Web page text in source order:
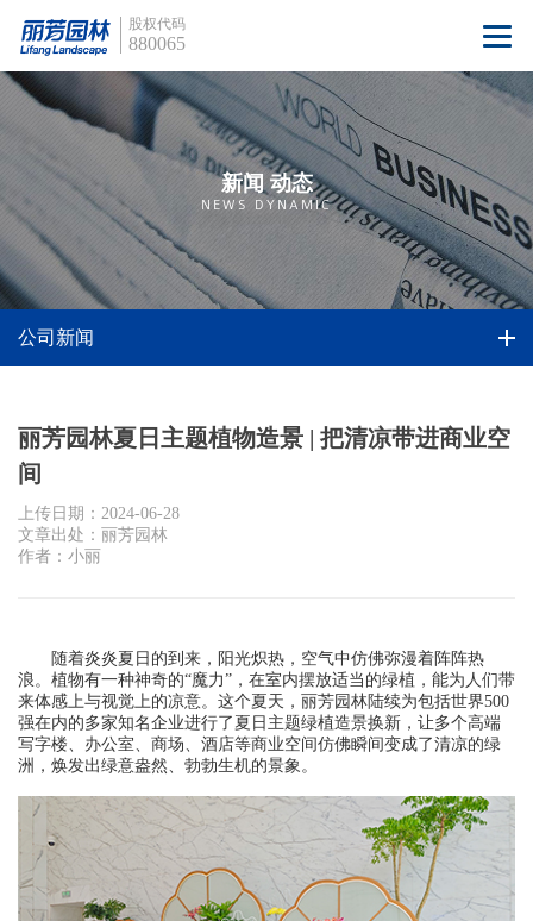
股权代码
880065
新闻 动态
NEWS DYNAMIC
公司新闻
丽芳园林夏日主题植物造景 | 把清凉带进商业空
间
上传日期：2024-06-28
文章出处：丽芳园林
作者：小丽
随着炎炎夏日的到来，阳光炽热，空气中仿佛弥漫着阵阵热
浪。植物有一种神奇的“魔力”，在室内摆放适当的绿植，能为人们带
来体感上与视觉上的凉意。这个夏天，丽芳园林陆续为包括世界500
强在内的多家知名企业进行了夏日主题绿植造景换新，让多个高端
写字楼、办公室、商场、酒店等商业空间仿佛瞬间变成了清凉的绿
洲，焕发出绿意盎然、勃勃生机的景象。